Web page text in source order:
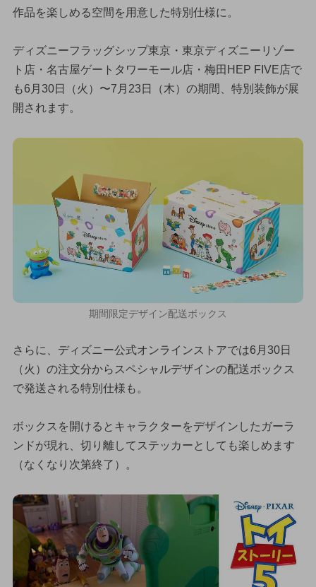
作品を楽しめる空間を用意した特別仕様に。
ディズニーフラッグシップ東京・東京ディズニーリゾー
ト店・名古屋ゲートタワーモール店・梅田HEP FIVE店で
も6月30日（火）〜7月23日（木）の期間、特別装飾が展
開されます。
期間限定デザイン配送ボックス
さらに、ディズニー公式オンラインストアでは6月30日
（火）の注文分からスペシャルデザインの配送ボックス
で発送される特別仕様も。
ボックスを開けるとキャラクターをデザインしたガーラ
ンドが現れ、切り離してステッカーとしても楽しめます
（なくなり次第終了）。